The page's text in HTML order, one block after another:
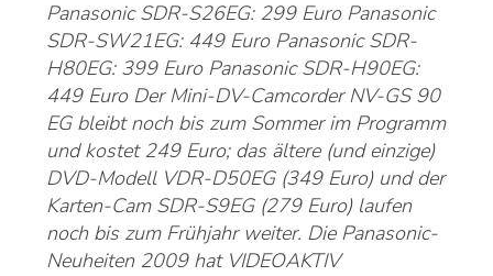
Panasonic SDR-S26EG: 299 Euro Panasonic
SDR-SW21EG: 449 Euro Panasonic SDR-
H80EG: 399 Euro Panasonic SDR-H90EG:
449 Euro Der Mini-DV-Camcorder NV-GS 90
EG bleibt noch bis zum Sommer im Programm
und kostet 249 Euro; das ältere (und einzige)
DVD-Modell VDR-D50EG (349 Euro) und der
Karten-Cam SDR-S9EG (279 Euro) laufen
noch bis zum Frühjahr weiter. Die Panasonic-
Neuheiten 2009 hat VIDEOAKTIV